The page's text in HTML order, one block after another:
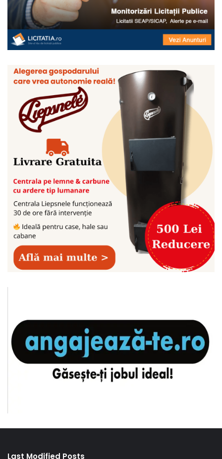
Last Modified Posts